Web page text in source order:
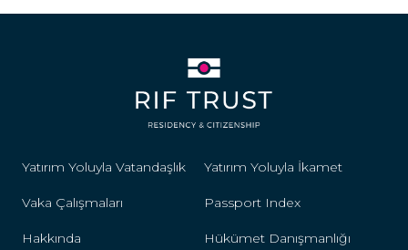
Yatırım Yoluyla Vatandaşlık Yatırım Yoluyla İkamet
Vaka Çalışmaları Passport Index
Hakkında Hükümet Danışmanlığı